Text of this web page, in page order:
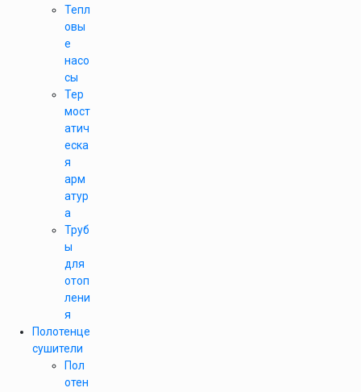
Тепл
овы
е
насо
сы
Тер
мост
атич
еска
я
арм
атур
а
Труб
ы
для
отоп
лени
я
Полотенце
сушители
Пол
отен